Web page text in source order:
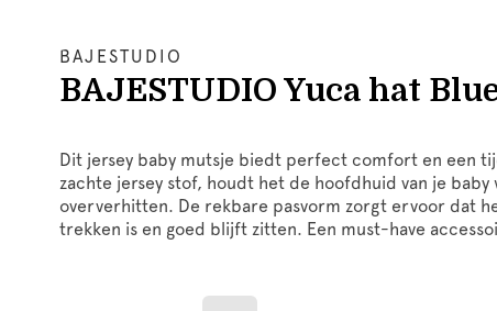
BAJESTUDIO
BAJESTUDIO Yuca hat
Dit jersey baby mutsje biedt perfect comfort en een
zachte jersey stof, houdt het de hoofdhuid van je baby
oververhitten. De rekbare pasvorm zorgt ervoor dat
trekken is en goed blijft zitten. Een must-have